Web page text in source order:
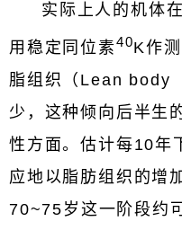
实际上人的机体
用稳定同位素40K作
脂组织（Lean body
少，这种倾向后半生
性方面。估计每10年
应地以脂肪组织的增
70~75岁这一阶段约